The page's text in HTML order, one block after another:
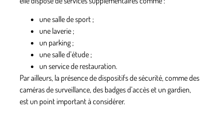
une salle de sport ;
une laverie ;
un parking ;
une salle d’étude ;
un service de restauration.
Par ailleurs, la présence dedispositifs de sécurité, comme des
caméras de surveillance, des badges d’accès et un gardien,
est un point important à considérer.